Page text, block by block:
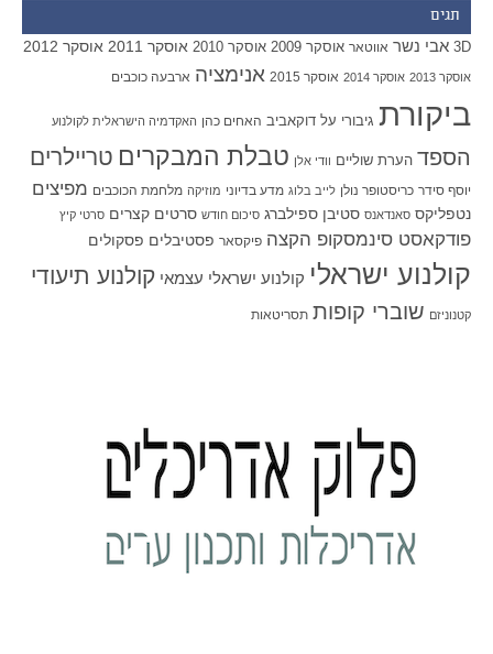
תגים
3D אבי נשר אווטאר אוסקר 2009 אוסקר 2010 אוסקר 2011 אוסקר 2012
אוסקר 2013 אוסקר 2014 אוסקר 2015 אנימציה ארבעה כוכבים
ביקורת גיבורי על דוקאביב האחים כהן האקדמיה הישראלית לקולנוע
הספד הערת שוליים וודי אלן טבלת המבקרים טריילרים
יוסף סידר כריסטופר נולן לייב בלוג מדע בדיוני מוזיקה מלחמת הכוכבים מפיצים
נטפליקס סאנדאנס סטיבן ספילברג סיכום חודש סרטים קצרים סרטי קיץ
פודקאסט סינמסקופ הקצה פיקסאר פסטיבלים פסקולים
קולנוע ישראלי קולנוע ישראלי עצמאי קולנוע תיעודי
קטנוניזם שוברי קופות תסריטאות